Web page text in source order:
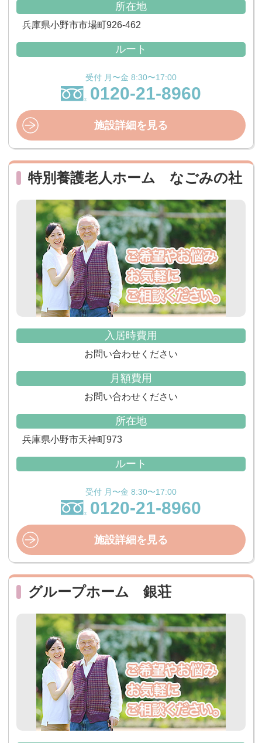
所在地
兵庫県小野市市場町926-462
ルート
受付 月〜金 8:30〜17:00
0120-21-8960
施設詳細を見る
特別養護老人ホーム なごみの社
入居時費用
お問い合わせください
月額費用
お問い合わせください
所在地
兵庫県小野市天神町973
ルート
受付 月〜金 8:30〜17:00
0120-21-8960
施設詳細を見る
グループホーム 銀荘